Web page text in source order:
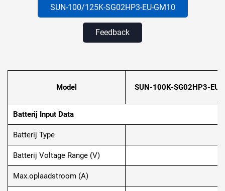
SUN-100/125K-SG02HP3-EU-GM10
Feedback
Model SUN-100K-SG02HP3-EU-
Batterij Input Data
Batterij Type
Batterij Voltage Range (V)
Max.oplaadstroom (A)